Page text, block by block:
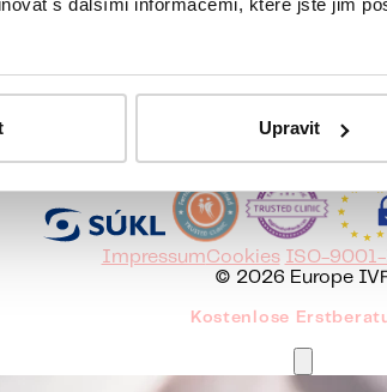
Upravit
Česky English Hrvatski Italiano
ImpressumCookies ISO-
© 2026 Europe
Kostenlose